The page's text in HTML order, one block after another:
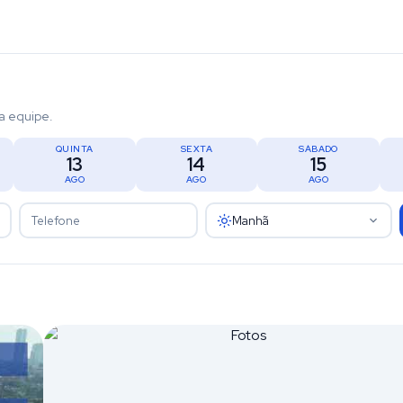
equipe.
QUINTA
13
AGO
SEXTA
14
AGO
SÁBADO
15
AGO
Manhã